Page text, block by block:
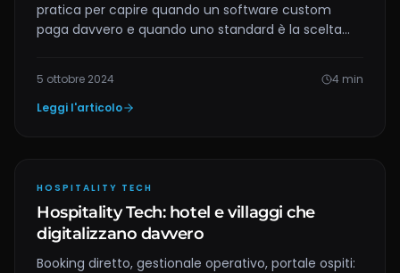
pratica per capire quando un software custom
paga davvero e quando uno standard è la scelta
5 ottobre 2024 4 min
Leggi l'articolo
HOSPITALITY TECH
Hospitality Tech: hotel e villaggi che
digitalizzano davvero
Booking diretto, gestionale operativo, portale ospiti: